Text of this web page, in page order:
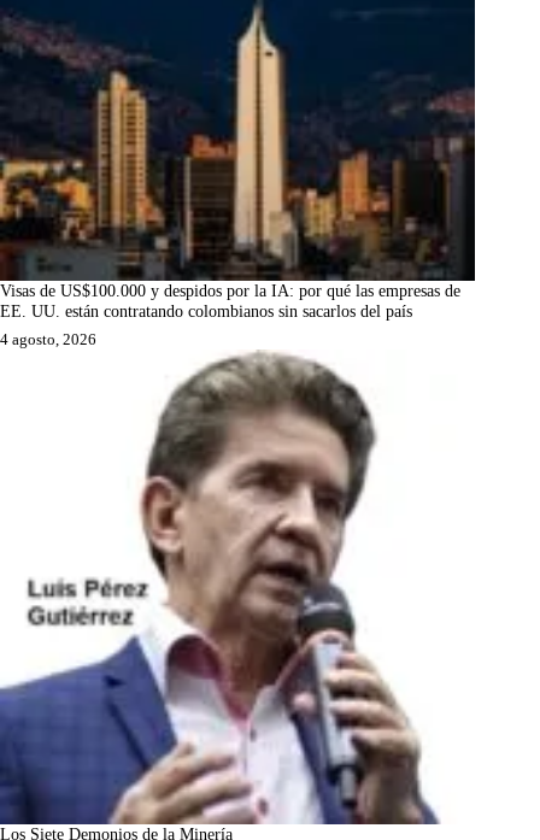
Visas de US$100.000 y despidos por la IA: por qué las empresas de
EE. UU. están contratando colombianos sin sacarlos del país
4 agosto, 2026
Los Siete Demonios de la Minería